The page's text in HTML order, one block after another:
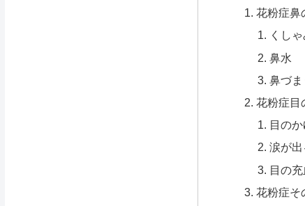
花粉症鼻
くし
鼻水
鼻づま
花粉症目
目の
涙が出
目の充
花粉症そ